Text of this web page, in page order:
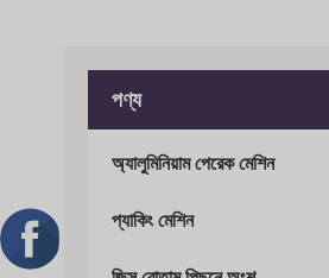
পণ্য
অ্যালুমিনিয়াম পেরেক মেশিন
প্যাকিং মেশিন